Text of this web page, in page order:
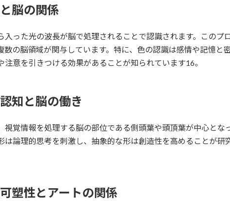
脳の関係
入った光の波長が脳で処理されることで認識されます。このプ
数の脳領域が関与しています。特に、色の認識は感情や記憶と
注意を引きつける効果があることが知られています16。
知と脳の働き
視覚情報を処理する脳の部位である側頭葉や頭頂葉が中心とな
は論理的思考を刺激し、抽象的な形は創造性を高めることが研
塑性とアートの関係